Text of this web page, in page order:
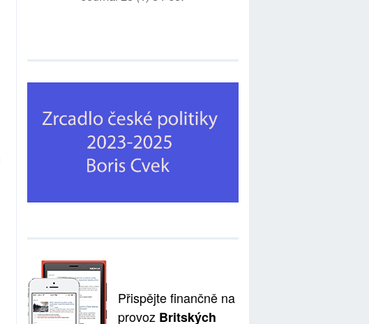
Přispějte finančně na
provoz Britských